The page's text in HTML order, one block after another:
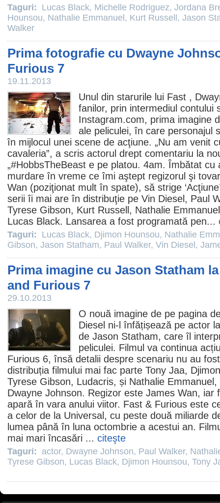
Taguri: Lucas Black, Michelle Rodriguez, Jordana
Hounsou, Nathalie Emmanuel , Kurt Russell , Jason
Walker
Prima fotografie cu Dwayne
Furious 7
19.11.2013
Unul din starurile lui Fast ,
fanilor, prin intermediul contului
Instagram.com, prima imagine
ale peliculei, în care personajul
în mijlocul unei scene de acţiune. „Nu am venit
cavaleria”, a scris actorul drept comentariu la
„#HobbsTheBeast e pe platou. 4am. Îmbătat cu
murdare în vreme ce îmi aştept regizorul şi
Wan (poziţionat mult în spate), să strige
serii îi mai are în distribuţie pe Vin Diesel , Paul
Tyrese Gibson, Kurt Russell , Nathalie Emmanuel
Lucas Black. Lansarea a fost programată pen...
Taguri: Lucas Black, Djimon Hounsou, Nathalie
Gibson, Jason Statham, Paul Walker, Vin Diesel ,
Prima imagine cu Jason Statham
and Furious 7
29.10.2013
O nouă imagine de pe pagina
Diesel ni-l înfățișează pe actor
de Jason Statham, care îl
peliculei. Filmul va continua
Furious 6, însă detalii despre scenariu nu au
distribuția filmului mai fac parte Tony Jaa,
Tyrese Gibson, Ludacris, și Nathalie Emmanuel ,
Dwayne Johnson. Regizor este James Wan, iar
apară în vara anului viitor. Fast & Furious este
a celor de la Universal, cu peste două miliarde
lumea până în luna octombrie a acestui an.
mai mari încasări ... citeşte
Taguri: actor, Dwayne Johnson, Paul Walker,
Tyrese Gibson, Lucas Black, Djimon Hounsou, Tony